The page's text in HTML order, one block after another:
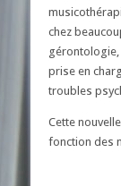
chez
gérontologie,
prise en
troubles
Cette
fonction des